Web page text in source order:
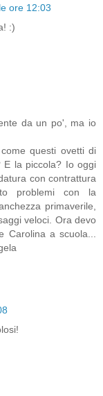
ore 12:03
:)
da un po', ma io
questi ovetti di
E la piccola? Io oggi
con contrattura
problemi con la
primaverile,
veloci. Ora devo
a scuola...